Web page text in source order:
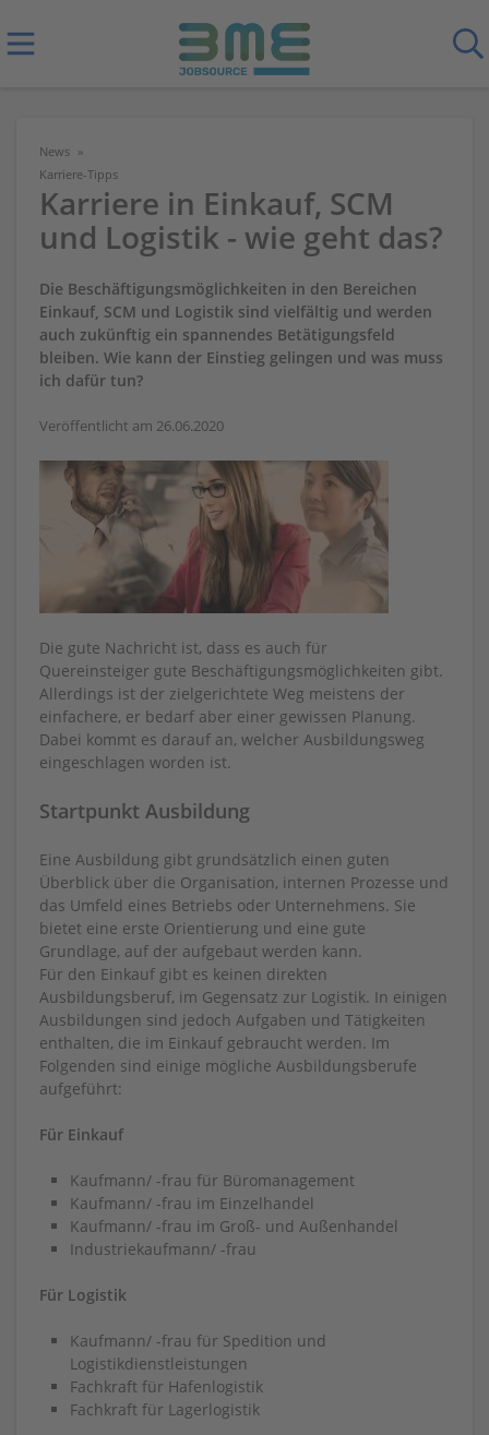
News
Karriere-Tipps
Karriere in Einkauf, SCM
und Logistik - wie geht das?
Die Beschäftigungsmöglichkeiten in den Bereichen
Einkauf, SCM und Logistik sind vielfältig und werden
auch zukünftig ein spannendes Betätigungsfeld
bleiben. Wie kann der Einstieg gelingen und was muss
ich dafür tun?
Veröffentlicht am 26.06.2020
Die gute Nachricht ist, dass es auch für
Quereinsteiger gute Beschäftigungsmöglichkeiten gibt.
Allerdings ist der zielgerichtete Weg meistens der
einfachere, er bedarf aber einer gewissen Planung.
Dabei kommt es darauf an, welcher Ausbildungsweg
eingeschlagen worden ist.
Startpunkt Ausbildung
Eine Ausbildung gibt grundsätzlich einen guten
Überblick über die Organisation, internen Prozesse und
das Umfeld eines Betriebs oder Unternehmens. Sie
bietet eine erste Orientierung und eine gute
Grundlage, auf der aufgebaut werden kann.
Für den Einkauf gibt es keinen direkten
Ausbildungsberuf, im Gegensatz zur Logistik. In einigen
Ausbildungen sind jedoch Aufgaben und Tätigkeiten
enthalten, die im Einkauf gebraucht werden. Im
Folgenden sind einige mögliche Ausbildungsberufe
aufgeführt:
Für Einkauf
Kaufmann/ -frau für Büromanagement
Kaufmann/ -frau im Einzelhandel
Kaufmann/ -frau im Groß- und Außenhandel
Industriekaufmann/ -frau
Für Logistik
Kaufmann/ -frau für Spedition und
Logistikdienstleistungen
Fachkraft für Hafenlogistik
Fachkraft für Lagerlogistik